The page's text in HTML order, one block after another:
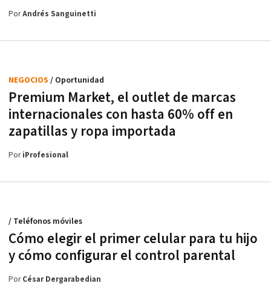
PorAndrés Sanguinetti
Premium Market, el outlet de marcas
internacionales con hasta 60% off en
zapatillas y ropa importada
NEGOCIOS / Oportunidad
PoriProfesional
Cómo elegir el primer celular para tu hijo
y cómo configurar el control parental
/ Teléfonos móviles
PorCésar Dergarabedian